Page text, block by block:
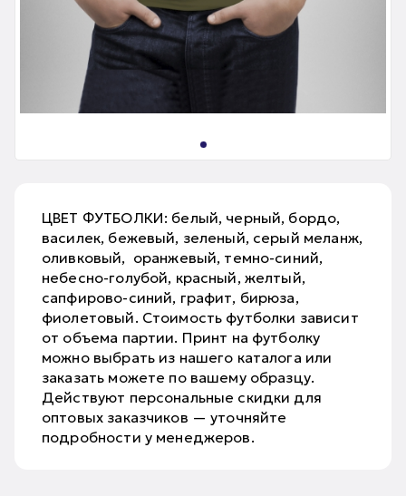
ЦВЕТ ФУТБОЛКИ: белый, черный, бордо,
василек, бежевый, зеленый, серый меланж,
оливковый, оранжевый, темно-синий,
небесно-голубой, красный, желтый,
сапфирово-синий, графит, бирюза,
фиолетовый. Стоимость футболки зависит
от объема партии. Принт на футболку
можно выбрать из нашего каталога или
заказать можете по вашему образцу.
Действуют персональные скидки для
оптовых заказчиков — уточняйте
подробности у менеджеров.